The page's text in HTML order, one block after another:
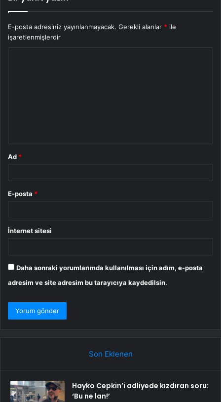
E-posta adresiniz yayınlanmayacak. Gerekli alanlar * ile
işaretlenmişlerdir
Ad *
E-posta *
İnternet sitesi
Daha sonraki yorumlarımda kullanılması için adım, e-posta
adresim ve site adresim bu tarayıcıya kaydedilsin.
Son Eklenen
Hayko Cepkin’i adliyede kızdıran soru:
‘Bu ne lan!’